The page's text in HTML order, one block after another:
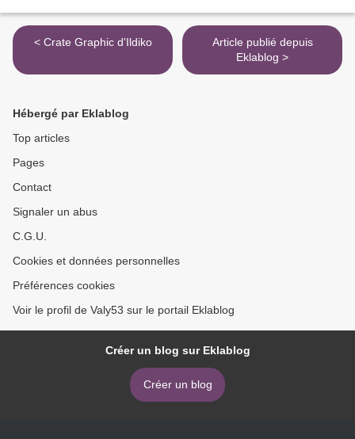
< Crate Graphic d'Ildiko
Article publié depuis
Eklablog >
Hébergé par Eklablog
Top articles
Pages
Contact
Signaler un abus
C.G.U.
Cookies et données personnelles
Préférences cookies
Voir le profil de Valy53 sur le portail Eklablog
Créer un blog sur Eklablog
Créer un blog